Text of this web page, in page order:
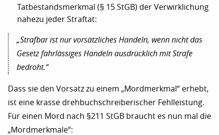
Tatbestandsmerkmal (§ 15 StGB) der Verwirklichung
nahezu jeder Straftat:
„Strafbar ist nur vorsätzliches Handeln, wenn nicht das
Gesetz fahrlässiges Handeln ausdrücklich mit Strafe
bedroht.“
Dass sie den Vorsatz zu einem „Mordmerkmal“ erhebt,
ist eine krasse drehbuchschreiberischer Fehlleistung.
Für einen Mord nach §211 StGB braucht es nun mal die
„Mordmerkmale“: